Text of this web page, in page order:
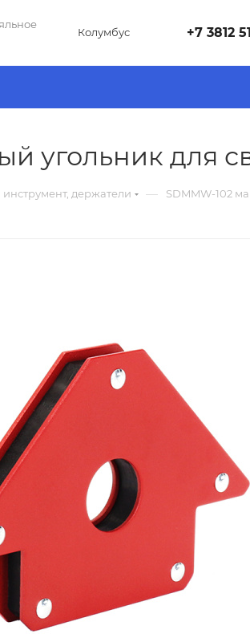
Колумбус +7 3812
угольник для
держатели — SDMMW-102